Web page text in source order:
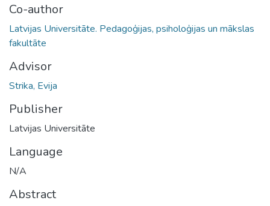
Co-author
Latvijas Universitāte. Pedagoģijas, psiholoģijas un mākslas
fakultāte
Advisor
Strika, Evija
Publisher
Latvijas Universitāte
Language
N/A
Abstract